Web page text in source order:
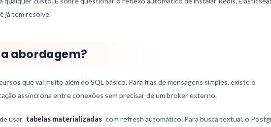
já tem resolve.
abordagem?
que vai muito além do SQL básico. Para filas de mensagens simples, existe o
assíncrona entre conexões sem precisar de um broker externo.
usar tabelas materializadas com refresh automático. Para busca textual, o